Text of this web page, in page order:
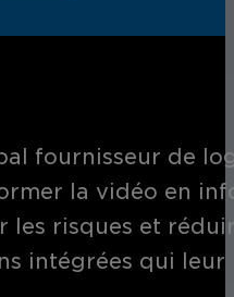
fournisseur de
la vidéo en
les risques et
intégrées qui